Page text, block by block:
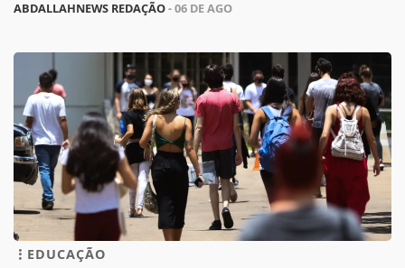
ABDALLAHNEWS REDAÇÃO- 06 DE AGO
EDUCAÇÃO